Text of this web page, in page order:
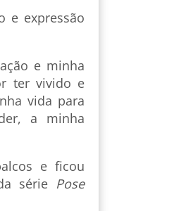
e expressão
e minha
ter vivido e
vida para
a minha
e ficou
série Pose